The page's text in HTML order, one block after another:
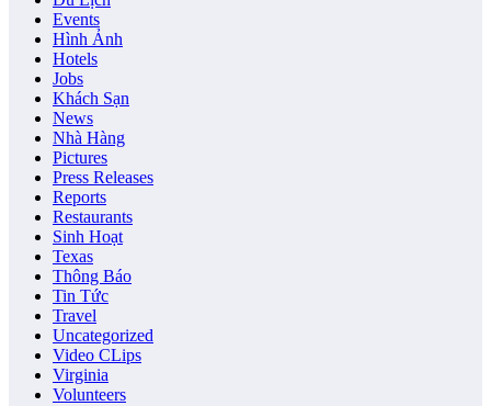
Events
Hình Ảnh
Hotels
Jobs
Khách Sạn
News
Nhà Hàng
Pictures
Press Releases
Reports
Restaurants
Sinh Hoạt
Texas
Thông Báo
Tin Tức
Travel
Uncategorized
Video CLips
Virginia
Volunteers